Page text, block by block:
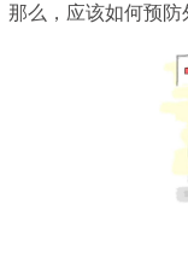
那么，应该如何预防